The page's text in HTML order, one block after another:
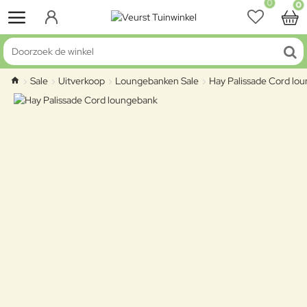
0 0
Doorzoek de winkel
home
Sale Uitverkoop Loungebanken Sale Hay Palissade Cord